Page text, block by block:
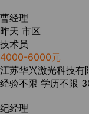
曹经理
昨天 市区
技术员
4000-6000元
江苏华兴激光科技有
经验不限 学历不限
纪经理